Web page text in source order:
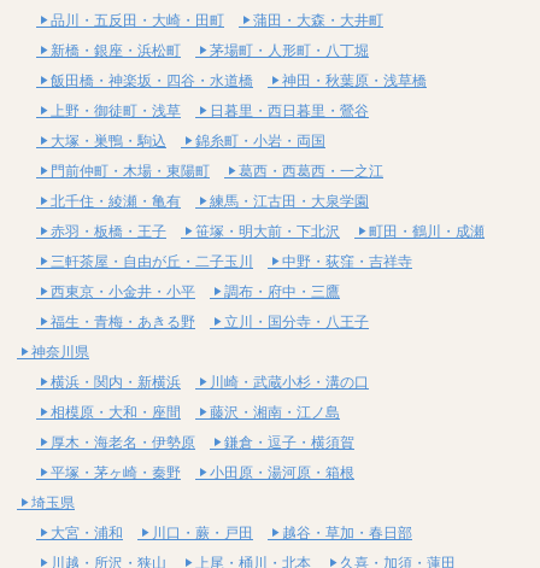
品川・五反田・大崎・田町
蒲田・大森・大井町
新橋・銀座・浜松町
茅場町・人形町・八丁堀
飯田橋・神楽坂・四谷・水道橋
神田・秋葉原・浅草橋
上野・御徒町・浅草
日暮里・西日暮里・鶯谷
大塚・巣鴨・駒込
錦糸町・小岩・両国
門前仲町・木場・東陽町
葛西・西葛西・一之江
北千住・綾瀬・亀有
練馬・江古田・大泉学園
赤羽・板橋・王子
笹塚・明大前・下北沢
町田・鶴川・成瀬
三軒茶屋・自由が丘・二子玉川
中野・荻窪・吉祥寺
西東京・小金井・小平
調布・府中・三鷹
福生・青梅・あきる野
立川・国分寺・八王子
神奈川県
横浜・関内・新横浜
川崎・武蔵小杉・溝の口
相模原・大和・座間
藤沢・湘南・江ノ島
厚木・海老名・伊勢原
鎌倉・逗子・横須賀
平塚・茅ヶ崎・秦野
小田原・湯河原・箱根
埼玉県
大宮・浦和
川口・蕨・戸田
越谷・草加・春日部
川越・所沢・狭山
上尾・桶川・北本 久喜・加須・蓮田